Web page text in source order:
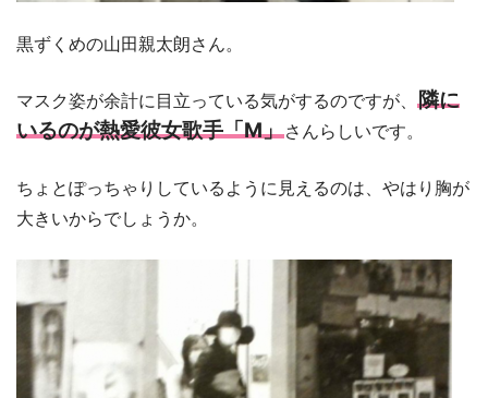
黒ずくめの山田親太朗さん。
マスク姿が余計に目立っている気がするのですが、 隣に
いるのが熱愛彼女歌手「M」さんらしいです。
ちょとぽっちゃりしているように見えるのは、やはり胸が
大きいからでしょうか。